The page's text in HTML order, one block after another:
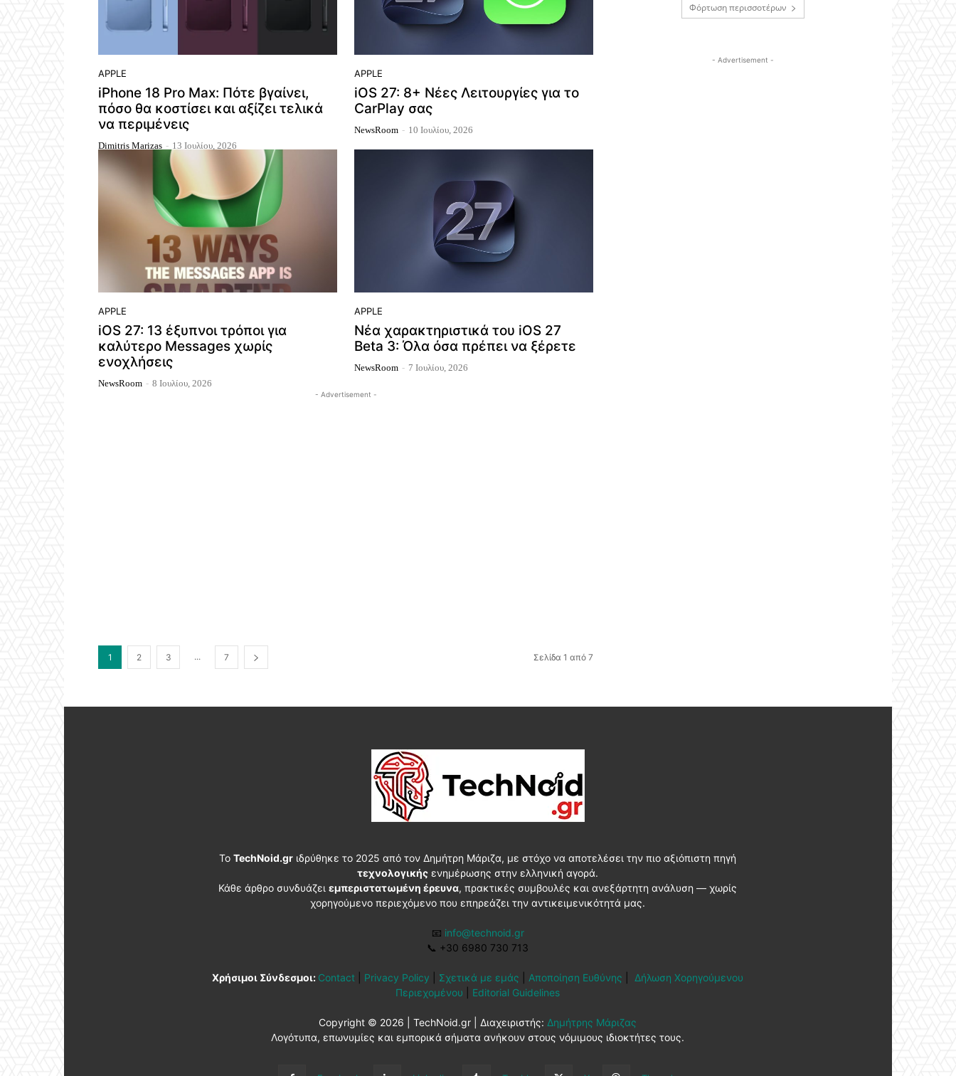
APPLE
iPhone 18 Pro Max: Πότε βγαίνει,
πόσο θα κοστίσει και αξίζει τελικά
να περιμένεις
Dimitris Marizas - 13 Ιουλίου, 2026
APPLE
iOS 27: 8+ Νέες Λειτουργίες για το
CarPlay σας
NewsRoom - 10 Ιουλίου, 2026
APPLE
iOS 27: 13 έξυπνοι τρόποι για
καλύτερο Messages χωρίς
ενοχλήσεις
NewsRoom - 8 Ιουλίου, 2026
APPLE
Νέα χαρακτηριστικά του iOS 27
Beta 3: Όλα όσα πρέπει να ξέρετε
NewsRoom - 7 Ιουλίου, 2026
- Advertisement -
1 2 3 ... 7 Σελίδα 1 από 7
Φόρτωση περισσοτέρων
- Advertisement -
ΤοTechNoid.gr ιδρύθηκε το 2025 από τον Δημήτρη Μάριζα, με στόχο να αποτελέσει την πιο αξιόπιστη πηγή
τεχνολογικής ενημέρωσης στην ελληνική αγορά.
Κάθε άρθρο συνδυάζειεμπεριστατωμένη έρευνα, πρακτικές συμβουλές και ανεξάρτητη ανάλυση — χωρίς
χορηγούμενο περιεχόμενο που επηρεάζει την αντικειμενικότητά μας.
📧 info@technoid.gr
📞 +30 6980 730 713
Χρήσιμοι Σύνδεσμοι: Contact Privacy Policy Σχετικά με εμάς Αποποίηση Ευθύνης
Δήλωση Χορηγούμενου
Περιεχομένου
Editorial Guidelines
Copyright © 2026 | TechNoid.gr | Διαχειριστής: Δημήτρης Μάριζας
Λογότυπα, επωνυμίες και εμπορικά σήματα ανήκουν στους νόμιμους ιδιοκτήτες τους.